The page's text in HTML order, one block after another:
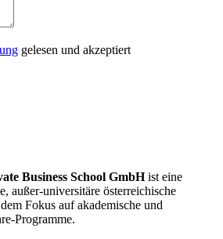
gelesen und akzeptiert
Business School GmbHist eine
außer-universitäre österreichische
Fokus auf akademische und
Programme.